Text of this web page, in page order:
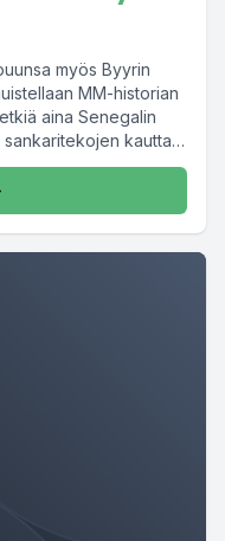
myös Byyrin
MM-historian
aina Senegalin
kautta